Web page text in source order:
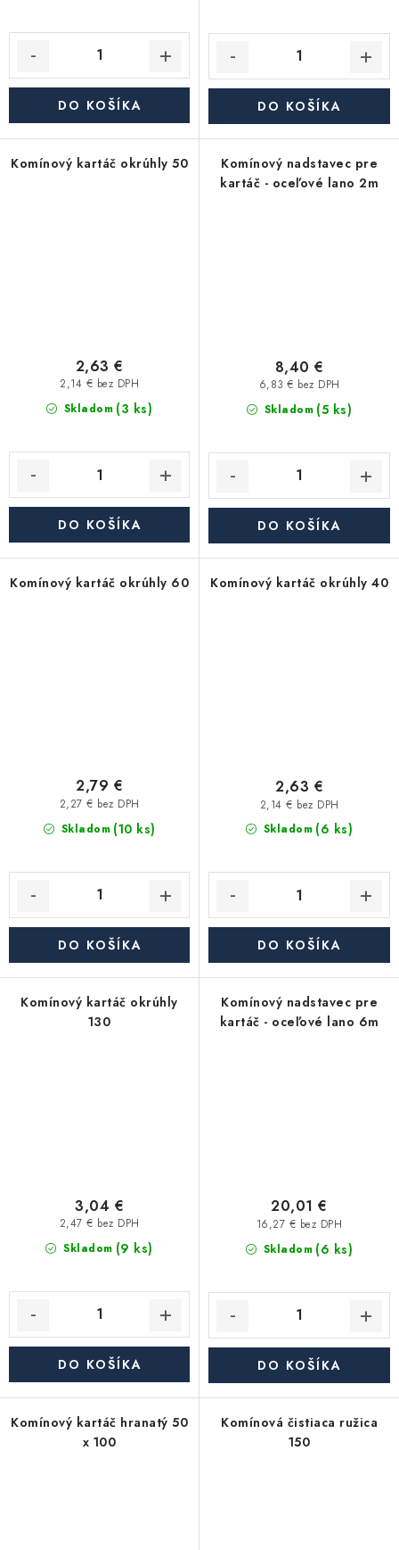
DO KOŠÍKA DO KOŠÍKA
Komínový kartáč okrúhly 50
Skladom (3 ks)
2,14 € bez DPH
2,63 €
DO KOŠÍKA
Komínový nadstavec pre
kartáč - oceľové lano 2m
Skladom (5 ks)
6,83 € bez DPH
8,40 €
DO KOŠÍKA
Komínový kartáč okrúhly 60
Skladom (10 ks)
2,27 € bez DPH
2,79 €
DO KOŠÍKA
Komínový kartáč okrúhly 40
Skladom (6 ks)
2,14 € bez DPH
2,63 €
DO KOŠÍKA
Komínový kartáč okrúhly
130
Skladom (9 ks)
2,47 € bez DPH
3,04 €
DO KOŠÍKA
Komínový nadstavec pre
kartáč - oceľové lano 6m
Skladom (6 ks)
16,27 € bez DPH
20,01 €
DO KOŠÍKA
Komínový kartáč hranatý 50
x 100
Komínová čistiaca ružica
150